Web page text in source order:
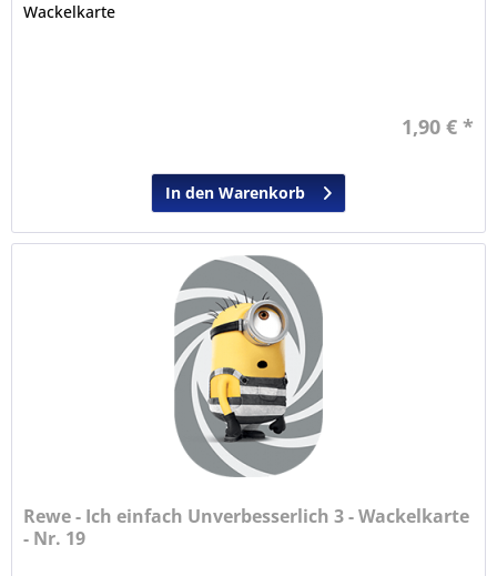
Wackelkarte
1,90 € *
In den Warenkorb
Rewe - Ich einfach Unverbesserlich 3 - Wackelkarte
- Nr. 19